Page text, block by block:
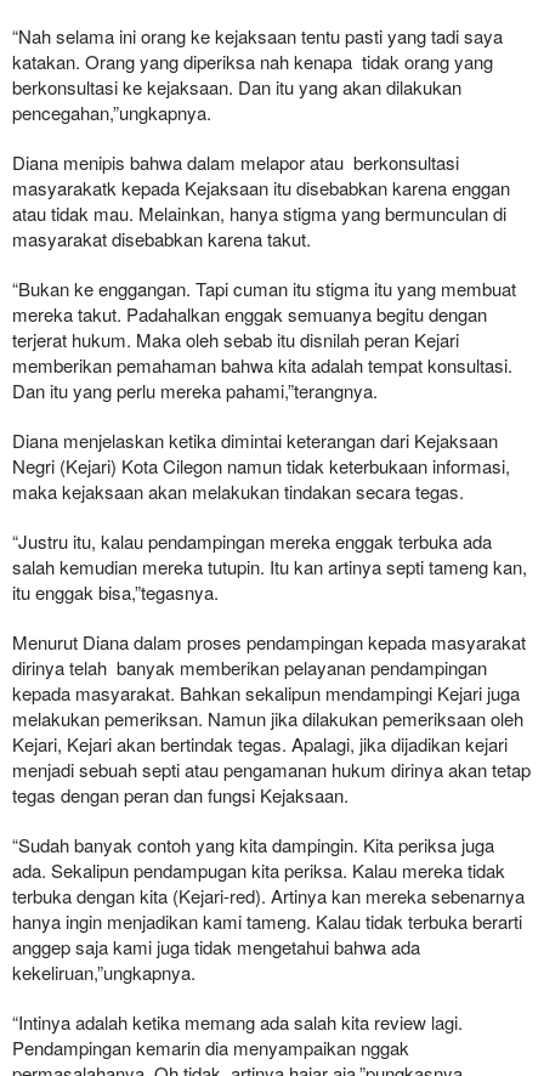
“Nah selama ini orang ke kejaksaan tentu pasti yang tadi saya
katakan. Orang yang diperiksa nah kenapa tidak orang yang
berkonsultasi ke kejaksaan. Dan itu yang akan dilakukan
pencegahan,”ungkapnya.
Diana menipis bahwa dalam melapor atau berkonsultasi
masyarakatk kepada Kejaksaan itu disebabkan karena enggan
atau tidak mau. Melainkan, hanya stigma yang bermunculan di
masyarakat disebabkan karena takut.
“Bukan ke enggangan. Tapi cuman itu stigma itu yang membuat
mereka takut. Padahalkan enggak semuanya begitu dengan
terjerat hukum. Maka oleh sebab itu disnilah peran Kejari
memberikan pemahaman bahwa kita adalah tempat konsultasi.
Dan itu yang perlu mereka pahami,”terangnya.
Diana menjelaskan ketika dimintai keterangan dari Kejaksaan
Negri (Kejari) Kota Cilegon namun tidak keterbukaan informasi,
maka kejaksaan akan melakukan tindakan secara tegas.
“Justru itu, kalau pendampingan mereka enggak terbuka ada
salah kemudian mereka tutupin. Itu kan artinya septi tameng kan,
itu enggak bisa,”tegasnya.
Menurut Diana dalam proses pendampingan kepada masyarakat
dirinya telah banyak memberikan pelayanan pendampingan
kepada masyarakat. Bahkan sekalipun mendampingi Kejari juga
melakukan pemeriksan. Namun jika dilakukan pemeriksaan oleh
Kejari, Kejari akan bertindak tegas. Apalagi, jika dijadikan kejari
menjadi sebuah septi atau pengamanan hukum dirinya akan tetap
tegas dengan peran dan fungsi Kejaksaan.
“Sudah banyak contoh yang kita dampingin. Kita periksa juga
ada. Sekalipun pendampugan kita periksa. Kalau mereka tidak
terbuka dengan kita (Kejari-red). Artinya kan mereka sebenarnya
hanya ingin menjadikan kami tameng. Kalau tidak terbuka berarti
anggep saja kami juga tidak mengetahui bahwa ada
kekeliruan,”ungkapnya.
“Intinya adalah ketika memang ada salah kita review lagi.
Pendampingan kemarin dia menyampaikan nggak